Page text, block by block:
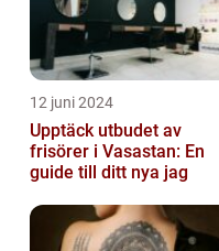
12 juni 2024
Upptäck utbudet av
frisörer i Vasastan: En
guide till ditt nya jag